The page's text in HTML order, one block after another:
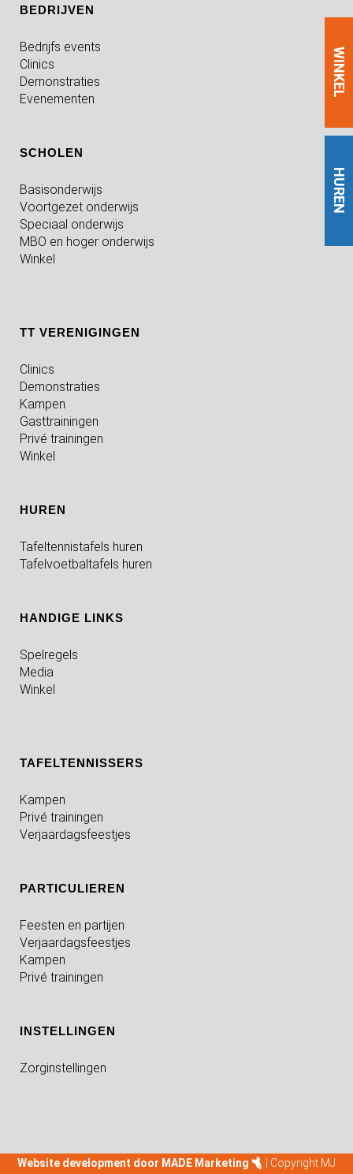
HUREN
WINKEL
BEDRIJVEN
Bedrijfs events
Clinics
Demonstraties
Evenementen
SCHOLEN
Basisonderwijs
Voortgezet onderwijs
Speciaal onderwijs
MBO en hoger onderwijs
Winkel
TT VERENIGINGEN
Clinics
Demonstraties
Kampen
Gasttrainingen
Privé trainingen
Winkel
HUREN
Tafeltennistafels huren
Tafelvoetbaltafels huren
HANDIGE LINKS
Spelregels
Media
Winkel
TAFELTENNISSERS
Kampen
Privé trainingen
Verjaardagsfeestjes
PARTICULIEREN
Feesten en partijen
Verjaardagsfeestjes
Kampen
Privé trainingen
INSTELLINGEN
Zorginstellingen
Website development door MADE Marketing | Copyright MJ